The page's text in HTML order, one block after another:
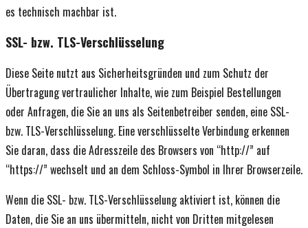
es technisch machbar ist.
SSL- bzw. TLS-Verschlüsselung
Diese Seite nutzt aus Sicherheitsgründen und zum Schutz der
Übertragung vertraulicher Inhalte, wie zum Beispiel Bestellungen
oder Anfragen, die Sie an uns als Seitenbetreiber senden, eine SSL-
bzw. TLS-Verschlüsselung. Eine verschlüsselte Verbindung erkennen
Sie daran, dass die Adresszeile des Browsers von “http://” auf
“https://” wechselt und an dem Schloss-Symbol in Ihrer Browserzeile.
Wenn die SSL- bzw. TLS-Verschlüsselung aktiviert ist, können die
Daten, die Sie an uns übermitteln, nicht von Dritten mitgelesen